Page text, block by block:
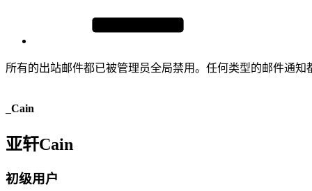
所有的出站邮件都已被管理员全局禁用。任何类型的邮件通知
_Cain
亚轩Cain
初级用户